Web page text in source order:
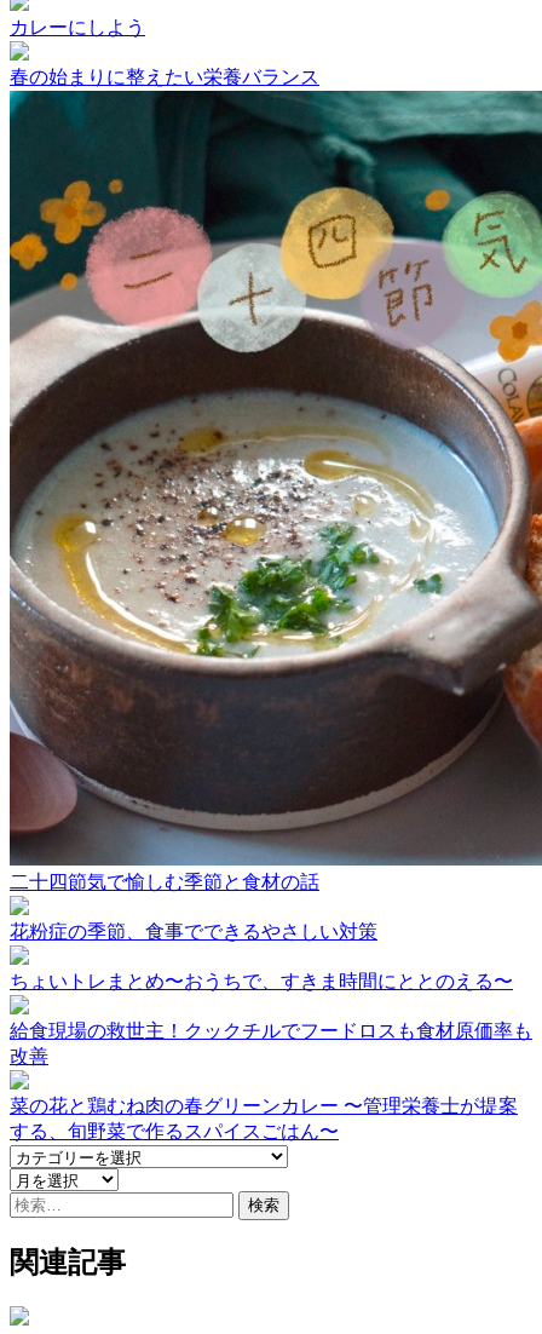
カレーにしよう
春の始まりに整えたい栄養バランス
二十四節気で愉しむ季節と食材の話
花粉症の季節、食事でできるやさしい対策
ちょいトレまとめ〜おうちで、すきま時間にととのえる〜
給食現場の救世主！クックチルでフードロスも食材原価率も
改善
菜の花と鶏むね肉の春グリーンカレー 〜管理栄養士が提案
する、旬野菜で作るスパイスごはん〜
検
関連記事